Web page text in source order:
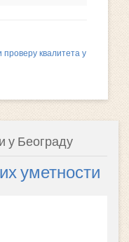
проверу квалитета у
у Београду
уметности